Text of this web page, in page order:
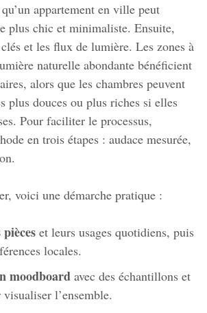
appartement en ville peut
plus chic et minimaliste. Ensuite,
et les flux de lumière. Les zones à
naturelle abondante bénéficient
alors que les chambres peuvent
plus douces ou plus riches si elles
Pour faciliter le processus,
en trois étapes : audace mesurée,
voici une démarche pratique :
et leurs usages quotidiens, puis
locales.
moodboard avec des échantillons et
l’ensemble.